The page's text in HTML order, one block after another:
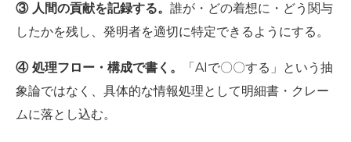
③ 人間の貢献を記録する。 誰が・どの着想に・どう関与
したかを残し、発明者を適切に特定できるようにする。
④ 処理フロー・構成で書く。
「AIで〇〇する」という抽
象論ではなく、具体的な情報処理として明細書・クレー
ムに落とし込む。